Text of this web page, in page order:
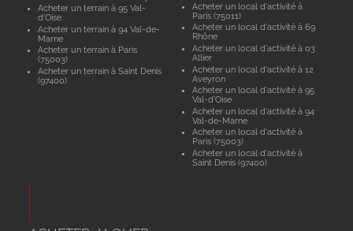
Acheter un terrain à 95 Val-
d'Oise
Acheter un terrain à 94 Val-de-
Marne
Acheter un terrain à Paris
(75003)
Acheter un terrain à Saint Denis
(97400)
Acheter un local d'activité à
Paris (75011)
Acheter un local d'activité à 69
Rhône
Acheter un local d'activité à 03
Allier
Acheter un local d'activité à 12
Aveyron
Acheter un local d'activité à 95
Val-d'Oise
Acheter un local d'activité à 94
Val-de-Marne
Acheter un local d'activité à
Paris (75003)
Acheter un local d'activité à
Saint Denis (97400)